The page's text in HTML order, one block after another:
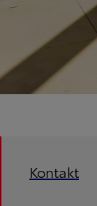
Kontakt